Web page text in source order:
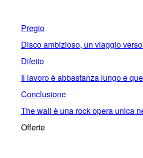
Pregio
Disco ambizioso, un viaggio
Difetto
Il lavoro è abbastanza lungo e
Conclusione
The wall è una rock opera unica
Offerte